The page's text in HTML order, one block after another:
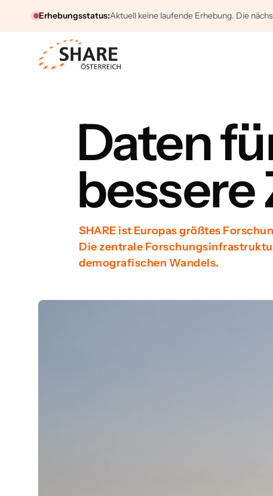
Erhebungsstatus:Aktuell keine laufende Erhebung. Die
Daten
SHARE ist Europas größtes
Die zentrale
demografischen Wandels.